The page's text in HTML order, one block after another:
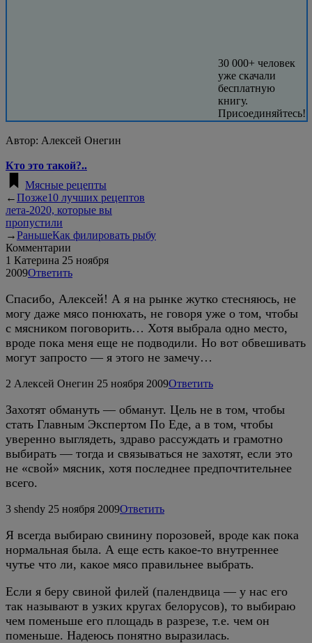
30 000+ человек
уже скачали
бесплатную
книгу.
Присоединяйтесь!
Автор: Алексей Онегин
Кто это такой?..
Мясные рецепты
←Позже10 лучших рецептов
лета-2020, которые вы
пропустили
→РаньшеКак филировать рыбу
Комментарии
1 Катерина 25 ноября
2009Ответить
Спасибо, Алексей! А я на рынке жутко стесняюсь, не
могу даже мясо понюхать, не говоря уже о том, чтобы
с мясником поговорить… Хотя выбрала одно место,
вроде пока меня еще не подводили. Но вот обвешивать
могут запросто — я этого не замечу…
2 Алексей Онегин 25 ноября 2009Ответить
Захотят обмануть — обманут. Цель не в том, чтобы
стать Главным Экспертом По Еде, а в том, чтобы
уверенно выглядеть, здраво рассуждать и грамотно
выбирать — тогда и связываться не захотят, если это
не «свой» мясник, хотя последнее предпочтительнее
всего.
3 shendy 25 ноября 2009Ответить
Я всегда выбираю свинину порозовей, вроде как пока
нормальная была. А еще есть какое-то внутреннее
чутье что ли, какое мясо правильнее выбрать.
Если я беру свиной филей (палендвица — у нас его
так называют в узких кругах белорусов), то выбираю
чем поменьше его площадь в разрезе, т.е. чем он
поменьше. Надеюсь понятно выразилась.